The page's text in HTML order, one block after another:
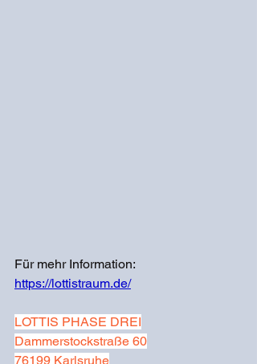
Für mehr Information:
https://lottistraum.de/
LOTTIS PHASE DREI
Dammerstockstraße 60
76199 Karlsruhe